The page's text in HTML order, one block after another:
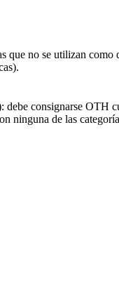
que no se utilizan
consignarse OTH
ninguna de las